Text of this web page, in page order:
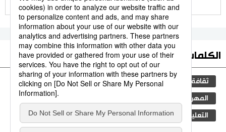
الكلمات الأكثر بحثا
ثقافة اليابان المطبخ الياباني جيجي برس
المهرجانات المجتمع الياباني
التعليم الياباني الثقافة الشعبية